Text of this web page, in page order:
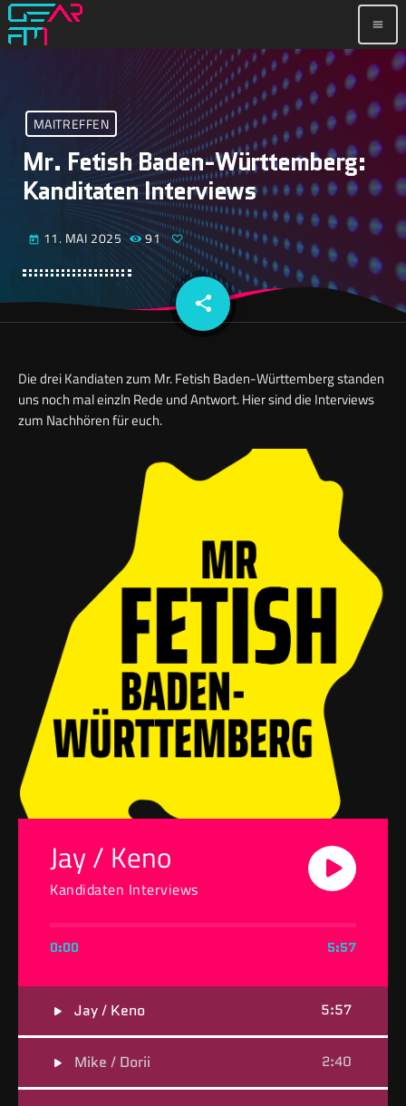
menu
MAITREFFEN
Mr. Fetish Baden-Württemberg:
Kanditaten Interviews
today 11. MAI 2025 91
share
email
Die drei Kandiaten zum Mr. Fetish Baden-Württemberg standen
uns noch mal einzln Rede und Antwort. Hier sind die Interviews
zum Nachhören für euch.
Jay / Keno
Kandidaten Interviews
0:00 5:57
Jay / Keno 5:57
Mike / Dorii 2:40